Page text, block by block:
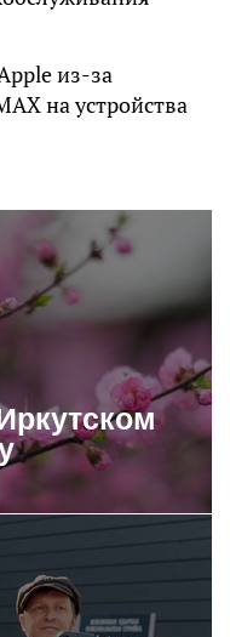
из-за
на устройства